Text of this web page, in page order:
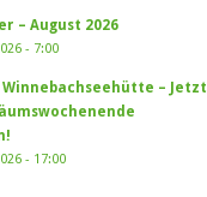
– August 2026
- 7:00
Winnebachseehütte – Jetzt
- 17:00